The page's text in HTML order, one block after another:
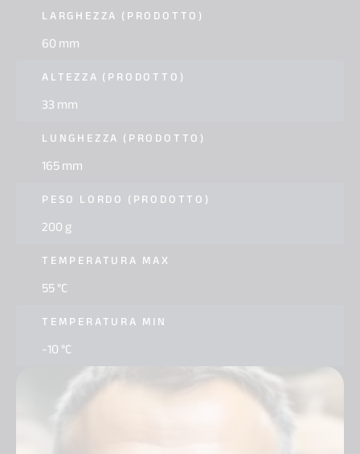
LARGHEZZA (PRODOTTO)
60 mm
ALTEZZA (PRODOTTO)
33 mm
LUNGHEZZA (PRODOTTO)
165 mm
PESO LORDO (PRODOTTO)
200 g
TEMPERATURA MAX
55 °C
TEMPERATURA MIN
-10 °C